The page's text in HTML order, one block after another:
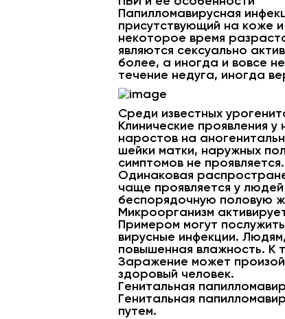
Папилломавирусная
присутствующий на коже
некоторое время
являются сексуально
более, а иногда и вовсе
течение недуга, иногда
Среди известных
Клинические проявления
наростов на
шейки матки, наружных
симптомов не
Одинаковая
чаще проявляется у
беспорядочную половую
Микроорганизм
Примером могут
вирусные инфекции.
повышенная влажность. К
Заражение может
здоровый человек.
Генитальная
Генитальная
путем.